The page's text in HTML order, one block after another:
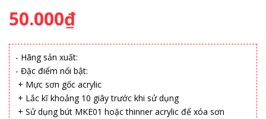
50.000₫
- Hãng sản xuất:
- Đặc điểm nổi bật:
+ Mực sơn gốc acrylic
+ Lắc kĩ khoảng 10 giây trước khi sử dụng
+ Sử dụng bút MKE01 hoặc thinner acrylic để xóa sơn